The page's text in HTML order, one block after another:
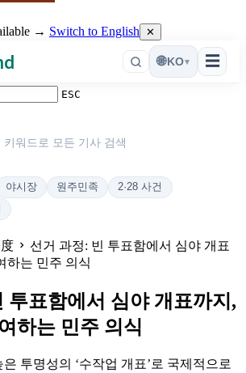
→ Switch to English ✕
☰
🌐KO▾
ESC
키워드로 모든 기사 검색
야시장 원주민족
2·28 사건
선거 과정: 빈 투표함에서 심야 개표
하는 민주 의식
투표함에서 심야 개표까지,
하는 민주 의식
투명성의 ‘수작업 개표’로 국제적으로